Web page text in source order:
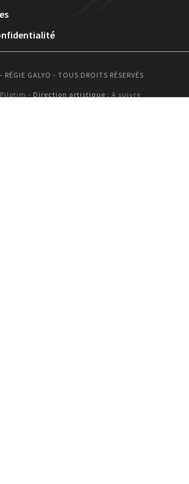
GALYO - TOUS DROITS RÉSERVÉS
Pilotim - Direction artistique : A suivre